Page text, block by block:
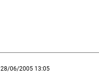
28/06/2005 13:05